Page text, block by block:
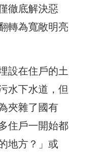
徹底解決惡
轉為寬敞明亮
設在住戶的土
水下水道，但
夾雜了國有
住戶一開始都
地方？」或